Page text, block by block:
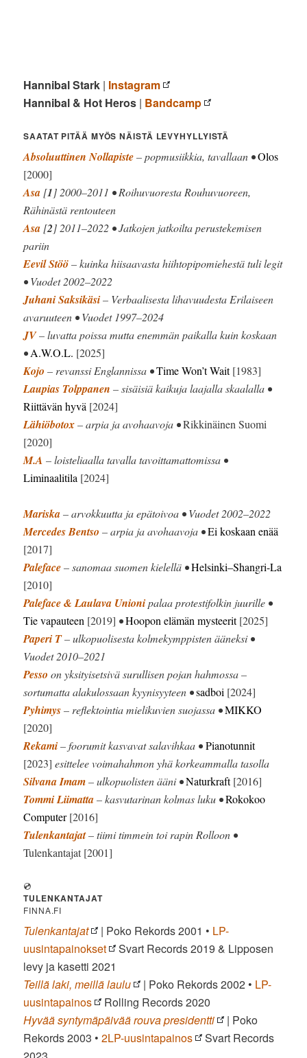
Hannibal Stark | Instagram
Hannibal & Hot Heros | Bandcamp
SAATAT PITÄÄ MYÖS NÄISTÄ LEVYHYLLYISTÄ
Absoluuttinen Nollapiste– popmusiikkia, tavallaan •Olos
[2000]
Asa [1] 2000–2011 • Roihuvuoresta Rouhuvuoreen,
Rähinästä rentouteen
Asa [2] 2011–2022 • Jatkojen jatkoilta perustekemisen
pariin
Eevil Stöö– kuinka hiisaavasta hiihtopipomiehestä tuli legit
• Vuodet 2002–2022
Juhani Saksikäsi– Verbaalisesta lihavuudesta Erilaiseen
avaruuteen • Vuodet 1997–2024
JV– luvatta poissa mutta enemmän paikalla kuin koskaan
•A.W.O.L. [2025]
Kojo – revanssi Englannissa •Time Won’t Wait[1983]
Laupias Tolppanen – sisäisiä kaikuja laajalla skaalalla •
Riittävän hyvä [2024]
Lähiöbotox– arpia ja avohaavoja •Rikkinäinen Suomi
[2020]
M.A – loisteliaalla tavalla tavoittamattomissa •
Liminaalitila [2024]
Mariska– arvokkuutta ja epätoivoa • Vuodet 2002–2022
Mercedes Bentso – arpia ja avohaavoja •Ei koskaan enää
[2017]
Paleface– sanomaa suomen kielellä •Helsinki–Shangri-La
[2010]
Paleface & Laulava Unionipalaa protestifolkin juurille •
Tie vapauteen [2019] •Hoopon elämän mysteerit[2025]
Paperi T– ulkopuolisesta kolmekymppisten ääneksi •
Vuodet 2010–2021
Pesso on yksityisetsivä surullisen pojan hahmossa –
sortumatta alakulossaan kyynisyyteen •sadboi [2024]
Pyhimys– reflektointia mielikuvien suojassa •MIKKO
[2020]
Rekami– foorumit kasvavat salavihkaa •Pianotunnit
[2023] esittelee voimahahmon yhä korkeammalla tasolla
Silvana Imam– ulkopuolisten ääni •Naturkraft[2016]
Tommi Liimatta– kasvutarinan kolmas luku •Rokokoo
Computer[2016]
Tulenkantajat– tiimi timmein toi rapin Rolloon •
Tulenkantajat [2001]
💿
TULENKANTAJAT
FINNA.FI
Tulenkantajat | Poko Rekords 2001 • LP-
uusintapainokset
Svart Records 2019 & Lipposen
levy ja kasetti 2021
Teillä laki, meillä laulu
| Poko Rekords 2002 • LP-
uusintapainos
Rolling Records 2020
Hyvää syntymäpäivää rouva presidentti
| Poko
Rekords 2003 •2LP-uusintapainos
Svart Records